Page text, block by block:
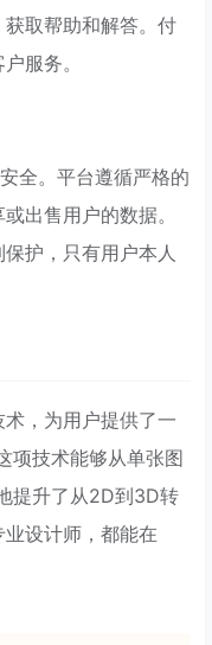
取帮助和解答。付
服务。
全。平台遵循严格的
出售用户的数据。
护，只有用户本人
，为用户提供了一
项技术能够从单张图
提升了从2D到3D转
设计师，都能在